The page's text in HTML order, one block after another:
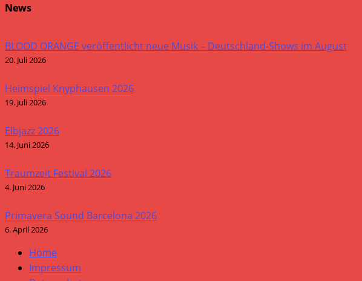
News
BLOOD ORANGE veröffentlicht neue Musik – Deutschland-Shows im August
20. Juli 2026
Heimspiel Knyphausen 2026
19. Juli 2026
Elbjazz 2026
14. Juni 2026
Traumzeit Festival 2026
4. Juni 2026
Primavera Sound Barcelona 2026
6. April 2026
Home
Impressum